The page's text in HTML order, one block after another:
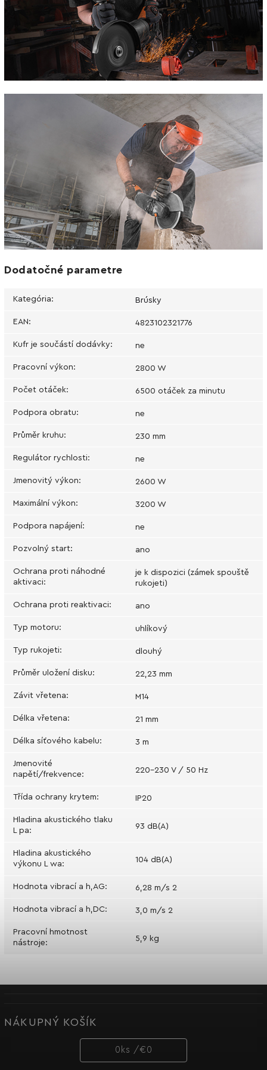
Dodatočné parametre
Kategória: Brúsky
EAN: 4823102321776
Kufr je součástí dodávky: ne
Pracovní výkon: 2800 W
Počet otáček: 6500 otáček za minutu
Podpora obratu: ne
Průměr kruhu: 230 mm
Regulátor rychlosti: ne
Jmenovitý výkon: 2600 W
Maximální výkon: 3200 W
Podpora napájení: ne
Pozvolný start: ano
Ochrana proti náhodné
aktivaci:
je k dispozici (zámek spouště
rukojeti)
Ochrana proti reaktivaci: ano
Typ motoru: uhlíkový
Typ rukojeti: dlouhý
Průměr uložení disku: 22,23 mm
Závit vřetena: М14
Délka vřetena: 21 mm
Délka síťového kabelu: 3 m
Jmenovité
napětí/frekvence: 220-230 V / 50 Hz
Třída ochrany krytem: IP20
Hladina akustického tlaku
L pa: 93 dB(A)
Hladina akustického
výkonu L wa: 104 dB(A)
Hodnota vibrací a h,AG: 6,28 m/s 2
Hodnota vibrací a h,DC: 3,0 m/s 2
Pracovní hmotnost
nástroje: 5,9 kg
NÁKUPNÝ KOŠÍK
0 ks /€0